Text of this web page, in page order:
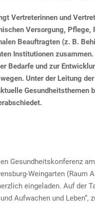
Vertreterinnen und
Versorgung, Pflege,
Beauftragten (z. B.
Institutionen
Bedarfe und zur
Unter der Leitung
Gesundheitsthemen
Gesundheitskonferenz
Weingarten (Raum
eingeladen. Auf der
Aufwachen und Leben“,